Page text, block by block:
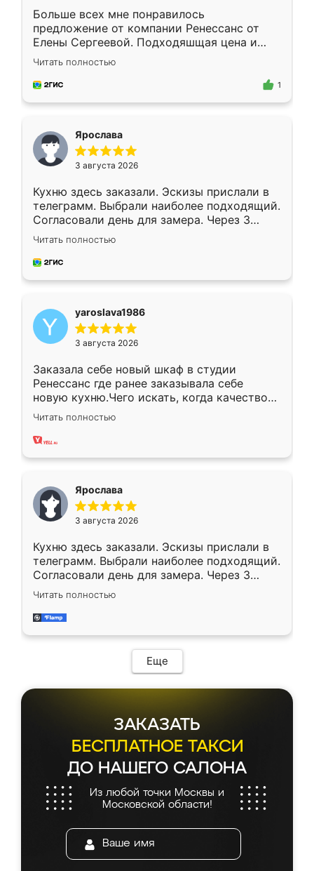
Больше всех мне понравилось
предложение от компании Ренессанс от
Елены Сергеевой. Подходяшщая цена и
короткие сроки изготовления. Приехавший
для замера сотрудник Владислав
предложил по моему эскизу самый
Читать полностью
1
Ярослава
3 августа 2026
Кухню здесь заказали. Эскизы прислали в
телеграмм. Выбрали наиболее подходящий.
Согласовали день для замера. Через 3
недели кухня была уже готова. Остались
довольны работой. Спасибо Ренессанс
мебель за качественную работу!
Читать полностью
yaroslava1986
3 августа 2026
Заказала себе новый шкаф в студии
Ренессанс где ранее заказывала себе
новую кухню.Чего искать, когда качеством
вполне довольна. Служит кухня уже почти
два года, нареканий нет.
Читать полностью
Ярослава
3 августа 2026
Кухню здесь заказали. Эскизы прислали в
телеграмм. Выбрали наиболее подходящий.
Согласовали день для замера. Через 3
недели кухня была уже готова. Остались
довольны работой. Спасибо Ренессанс
мебель за качественную работу!
Читать полностью
Еще
ЗАКАЗАТЬ
БЕСПЛАТНОЕ ТАКСИ
ДО НАШЕГО САЛОНА
Из любой точки Москвы и
Московской области!